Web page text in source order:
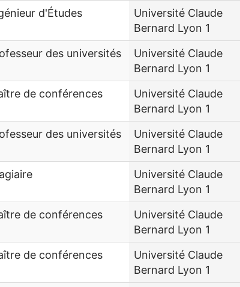
d'Études
Université Claude
Bernard Lyon 1
des universités
Université Claude
Bernard Lyon 1
de conférences
Université Claude
Bernard Lyon 1
des universités
Université Claude
Bernard Lyon 1
Université Claude
Bernard Lyon 1
de conférences
Université Claude
Bernard Lyon 1
de conférences
Université Claude
Bernard Lyon 1